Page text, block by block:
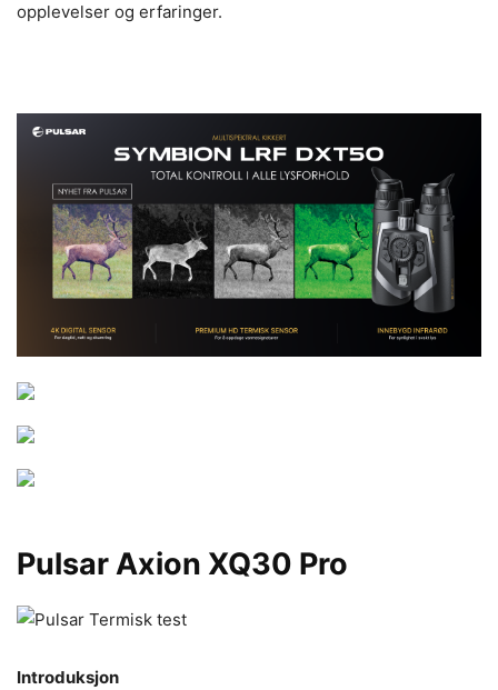
opplevelser og erfaringer.
Pulsar Axion XQ30 Pro
Introduksjon